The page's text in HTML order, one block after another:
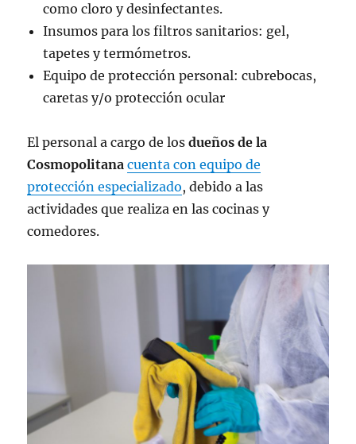
como cloro y desinfectantes.
Insumos para los filtros sanitarios: gel,
tapetes y termómetros.
Equipo de protección personal: cubrebocas,
caretas y/o protección ocular
El personal a cargo de losdueños de la
Cosmopolitana cuenta con equipo de
protección especializado, debido a las
actividades que realiza en las cocinas y
comedores.